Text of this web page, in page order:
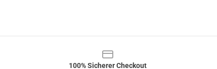
100% Sicherer Checkout